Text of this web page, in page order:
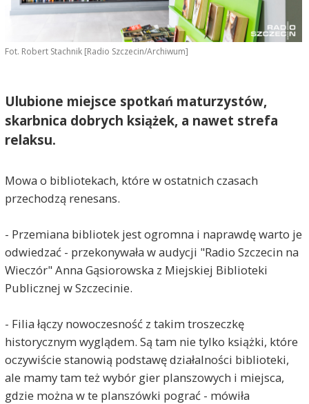
Fot. Robert Stachnik [Radio Szczecin/Archiwum]
Ulubione miejsce spotkań maturzystów,
skarbnica dobrych książek, a nawet strefa
relaksu.
Mowa o bibliotekach, które w ostatnich czasach
przechodzą renesans.
- Przemiana bibliotek jest ogromna i naprawdę warto je
odwiedzać - przekonywała w audycji "Radio Szczecin na
Wieczór" Anna Gąsiorowska z Miejskiej Biblioteki
Publicznej w Szczecinie.
- Filia łączy nowoczesność z takim troszeczkę
historycznym wyglądem. Są tam nie tylko książki, które
oczywiście stanowią podstawę działalności biblioteki,
ale mamy tam też wybór gier planszowych i miejsca,
gdzie można w te planszówki pograć - mówiła